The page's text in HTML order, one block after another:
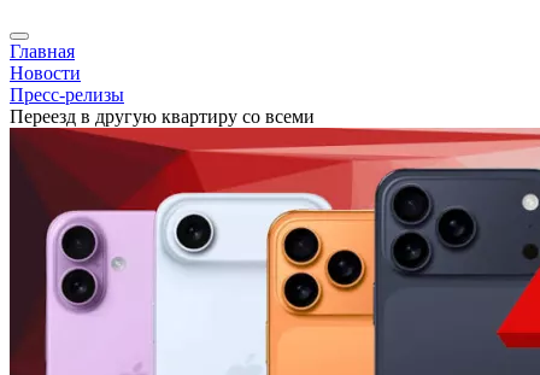
Главная
Новости
Пресс-релизы
Переезд в другую квартиру со всеми